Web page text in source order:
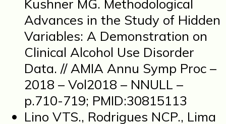
Kushner MG. Methodological
Advances in the Study of Hidden
Variables: A Demonstration on
Clinical Alcohol Use Disorder
Data. // AMIA Annu Symp Proc –
2018 – Vol2018 – NNULL –
p.710-719; PMID:30815113
Lino VTS., Rodrigues NCP., Lima